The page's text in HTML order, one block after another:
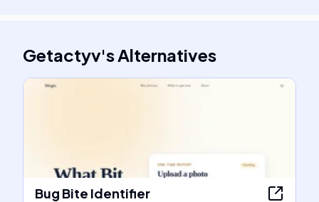
Getactyv'sAlternatives
Bug Bite Identifier